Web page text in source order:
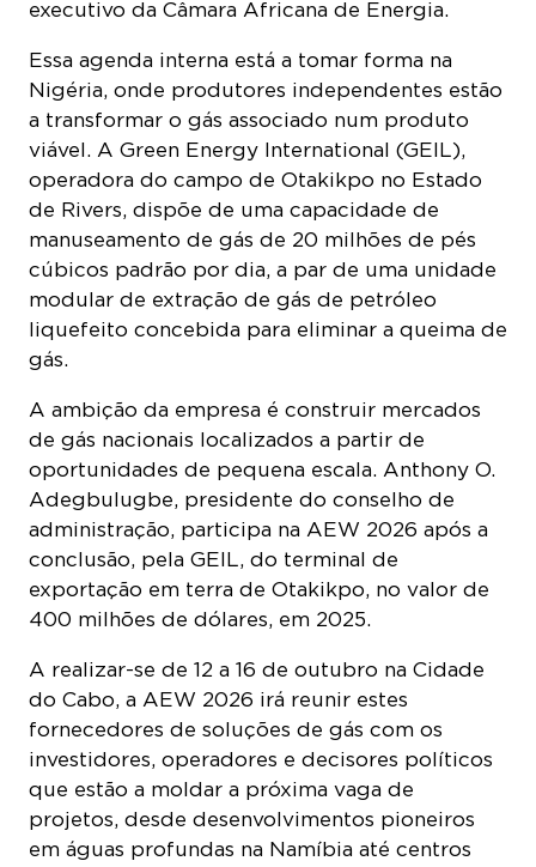
Nigéria, onde produtores independentes estão
a transformar o gás associado num produto
viável. A Green Energy International (GEIL),
operadora do campo de Otakikpo no Estado
de Rivers, dispõe de uma capacidade de
manuseamento de gás de 20 milhões de pés
cúbicos padrão por dia, a par de uma unidade
modular de extração de gás de petróleo
liquefeito concebida para eliminar a queima de
gás.
de gás nacionais localizados a partir de
oportunidades de pequena escala. Anthony O.
Adegbulugbe, presidente do conselho de
administração, participa na AEW 2026 após a
conclusão, pela GEIL, do terminal de
exportação em terra de Otakikpo, no valor de
400 milhões de dólares, em 2025.
do Cabo, a AEW 2026 irá reunir estes
fornecedores de soluções de gás com os
investidores, operadores e decisores políticos
que estão a moldar a próxima vaga de
projetos, desde desenvolvimentos pioneiros
em águas profundas na Namíbia até centros
industriais de gás no Delta do Níger.